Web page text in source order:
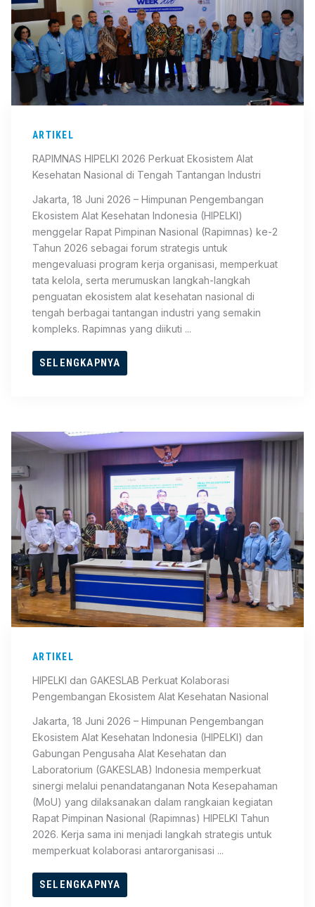
ARTIKEL
RAPIMNAS HIPELKI 2026 Perkuat Ekosistem Alat
Kesehatan Nasional di Tengah Tantangan Industri
Jakarta, 18 Juni 2026 – Himpunan Pengembangan
Ekosistem Alat Kesehatan Indonesia (HIPELKI)
menggelar Rapat Pimpinan Nasional (Rapimnas) ke-2
Tahun 2026 sebagai forum strategis untuk
mengevaluasi program kerja organisasi, memperkuat
tata kelola, serta merumuskan langkah-langkah
penguatan ekosistem alat kesehatan nasional di
tengah berbagai tantangan industri yang semakin
kompleks. Rapimnas yang diikuti ...
SELENGKAPNYA
ARTIKEL
HIPELKI dan GAKESLAB Perkuat Kolaborasi
Pengembangan Ekosistem Alat Kesehatan Nasional
Jakarta, 18 Juni 2026 – Himpunan Pengembangan
Ekosistem Alat Kesehatan Indonesia (HIPELKI) dan
Gabungan Pengusaha Alat Kesehatan dan
Laboratorium (GAKESLAB) Indonesia memperkuat
sinergi melalui penandatanganan Nota Kesepahaman
(MoU) yang dilaksanakan dalam rangkaian kegiatan
Rapat Pimpinan Nasional (Rapimnas) HIPELKI Tahun
2026. Kerja sama ini menjadi langkah strategis untuk
memperkuat kolaborasi antarorganisasi ...
SELENGKAPNYA